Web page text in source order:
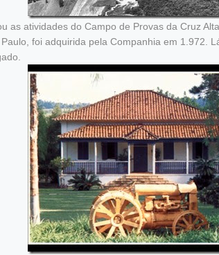
as atividades do Campo de Provas da Cruz
foi adquirida pela Companhia em 1.972.